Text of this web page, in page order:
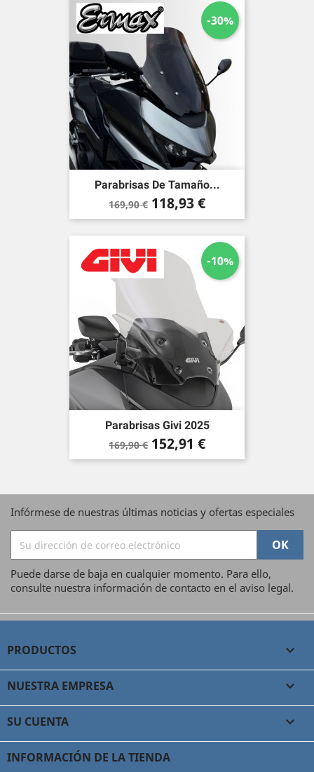
Parabrisas De Tamaño...
Precio
base
169,90 € Precio
118,93 €
-30%
Parabrisas Givi 2025
Precio
base
169,90 € Precio
152,91 €
-10%
Infórmese de nuestras últimas noticias y ofertas especiales
Puede darse de baja en cualquier momento. Para ello,
consulte nuestra información de contacto en el aviso legal.
PRODUCTOS 
NUESTRA EMPRESA 
SU CUENTA 
INFORMACIÓN DE LA TIENDA